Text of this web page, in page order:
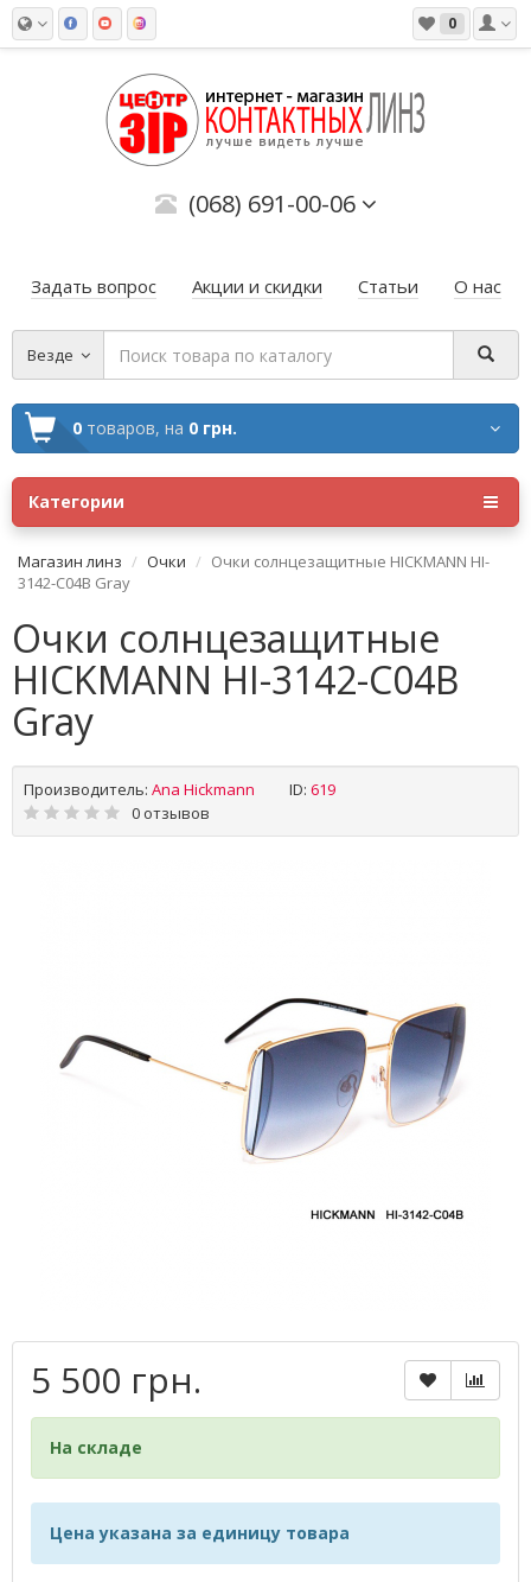
0
(068) 691-00-06
Задать вопрос Акции и скидки Статьи О нас
Везде
0 товаров, на 0 грн.
Категории
Магазин линз Очки
Очки солнцезащитные HICKMANN HI-
3142-C04B Gray
Очки солнцезащитные
HICKMANN HI-3142-C04B
Gray
Производитель: Ana Hickmann ID: 619
0 отзывов
5 500 грн.
На складе
Цена указана за единицу товара